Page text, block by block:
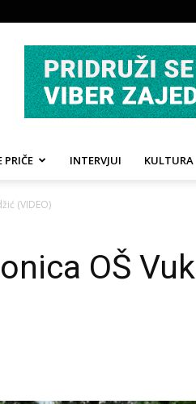
PRIČE INTERVJUI KULTURA
(VIDEO)
OŠ Vuk